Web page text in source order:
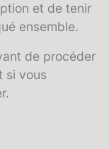
et de tenir
ensemble.
de procéder
si vous